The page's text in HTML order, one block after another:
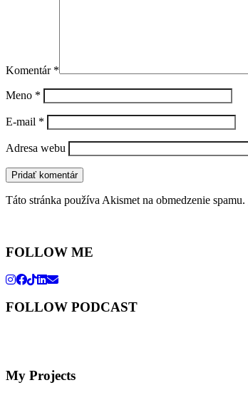
Komentár *
Meno *
E-mail *
Adresa webu
Táto stránka používa Akismet na obmedzenie spamu.
FOLLOW ME
FOLLOW PODCAST
My Projects